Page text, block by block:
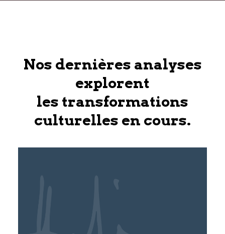
Nos dernières analyses
explorent
les transformations
culturelles en cours.